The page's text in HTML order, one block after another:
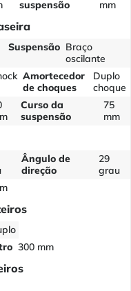
suspensão
mm
Suspensão Braço
oscilante
Amortecedor
de choques
Duplo
choque
Curso da
suspensão
75
mm
Ângulo de
direção
29
grau
300 mm